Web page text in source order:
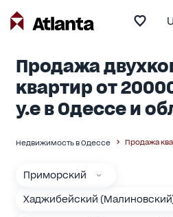
Продажа
квартир от
у.е в Одессе и
Недвижимость в Одессе Продажа
Приморский
Хаджибейский